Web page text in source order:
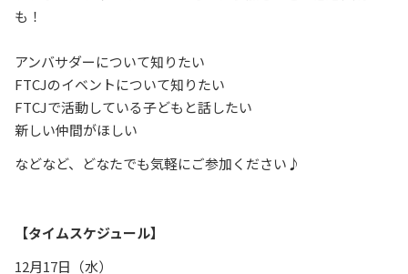
も！
アンバサダーについて知りたい
FTCJのイベントについて知りたい
FTCJで活動している子どもと話したい
新しい仲間がほしい
などなど、どなたでも気軽にご参加ください♪
【タイムスケジュール】
12月17日（水）